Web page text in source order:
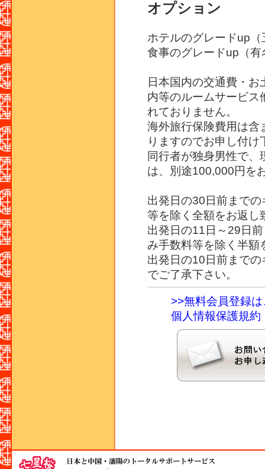
オプション
ホテルのグレードup
食事のグレードup（
日本国内の交通費・
内等のルームサービス
れておりません。
海外旅行保険費用は含
りますのでお申し付け
同行者が独身男性で
は、別途100,000円を
出発日の30日前まで
等を除く全額をお返し
出発日の11日～29日
み手数料等を除く半額
出発日の10日前まで
でご了承下さい。
>>無料会員登録
個人情報保護規約